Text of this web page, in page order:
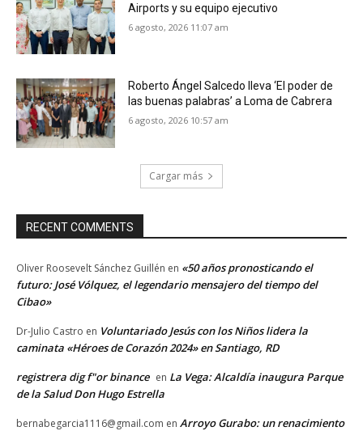
Airports y su equipo ejecutivo
6 agosto, 2026 11:07 am
Roberto Ángel Salcedo lleva ‘El poder de
las buenas palabras’ a Loma de Cabrera
6 agosto, 2026 10:57 am
Cargar más
RECENT COMMENTS
Oliver Roosevelt Sánchez Guillén en «50 años pronosticando el
futuro: José Vólquez, el legendario mensajero del tiempo del
Cibao»
Dr-Julio Castro en Voluntariado Jesús con los Niños lidera la
caminata «Héroes de Corazón 2024» en Santiago, RD
registrera dig f"or binance en La Vega: Alcaldía inaugura Parque
de la Salud Don Hugo Estrella
bernabegarcia1116@gmail.com en Arroyo Gurabo: un renacimiento